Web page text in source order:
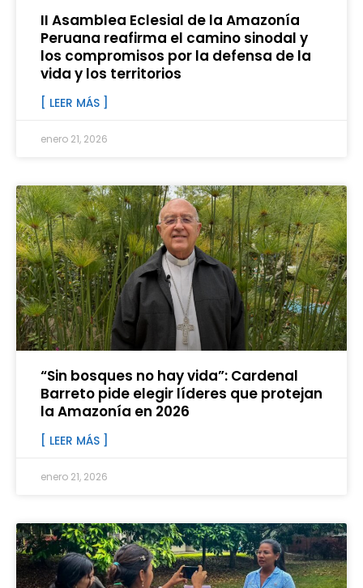
II Asamblea Eclesial de la Amazonía
Peruana reafirma el camino sinodal y
los compromisos por la defensa de la
vida y los territorios
[ LEER MÁS ]
enero 21, 2026
“Sin bosques no hay vida”: Cardenal
Barreto pide elegir líderes que protejan
la Amazonía en 2026
[ LEER MÁS ]
enero 21, 2026